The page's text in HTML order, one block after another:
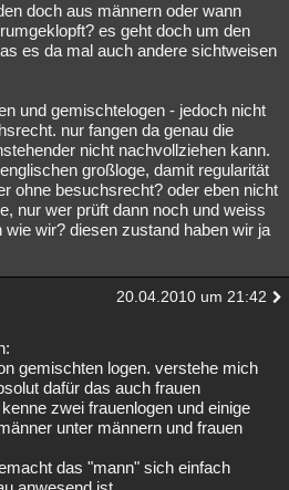
doch aus männern oder wann
es geht doch um den
es da mal auch andere sichtweisen
und gemischtelogen - jedoch nicht
nur fangen da genau die
nicht nachvollziehen kann.
großloge, damit regularität
ohne besuchsrecht? oder eben nicht
nur wer prüft dann noch und weiss
wir? diesen zustand haben wir ja
20.04.2010 um 21:42
gemischten logen. verstehe mich
dafür das auch frauen
zwei frauenlogen und einige
unter männern und frauen
das "mann" sich einfach